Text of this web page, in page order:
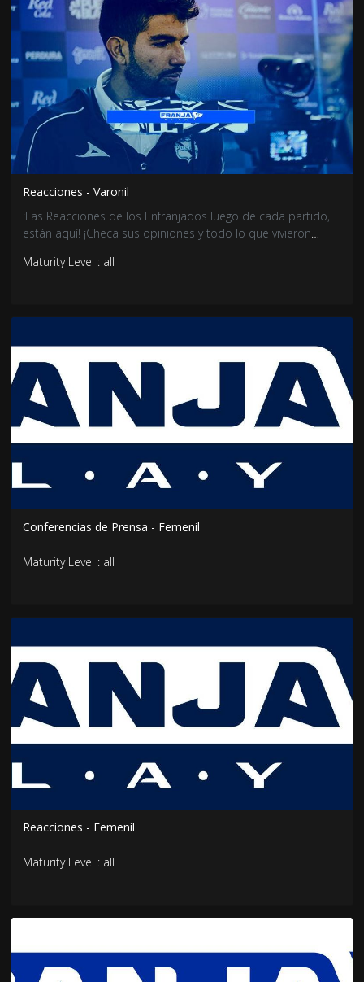
Reacciones - Varonil
¡Las Reacciones de los Enfranjados luego de cada partido,
están aquí! ¡Checa sus opiniones y todo lo que vivieron
Maturity Level : all
Conferencias de Prensa - Femenil
Maturity Level : all
Reacciones - Femenil
Maturity Level : all